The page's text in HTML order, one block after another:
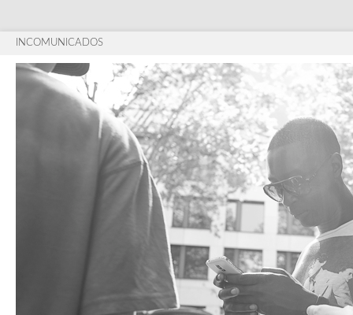
INCOMUNICADOS